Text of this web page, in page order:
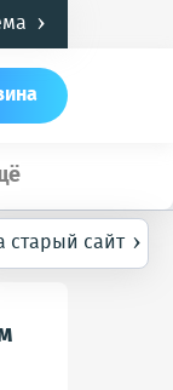
старый сайт ›
›